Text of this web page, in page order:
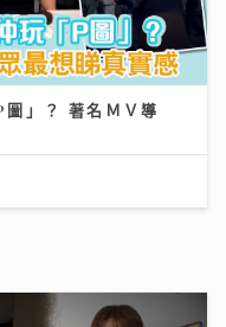
」？ 著名ＭＶ導